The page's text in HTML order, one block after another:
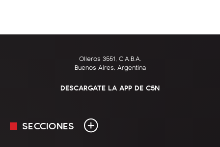
Olleros 3551, C.A.B.A.
Buenos Aires, Argentina
DESCARGATE LA APP DE C5N
SECCIONES